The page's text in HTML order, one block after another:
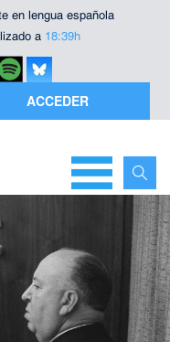
en lengua española
a 18:39h
ACCEDER